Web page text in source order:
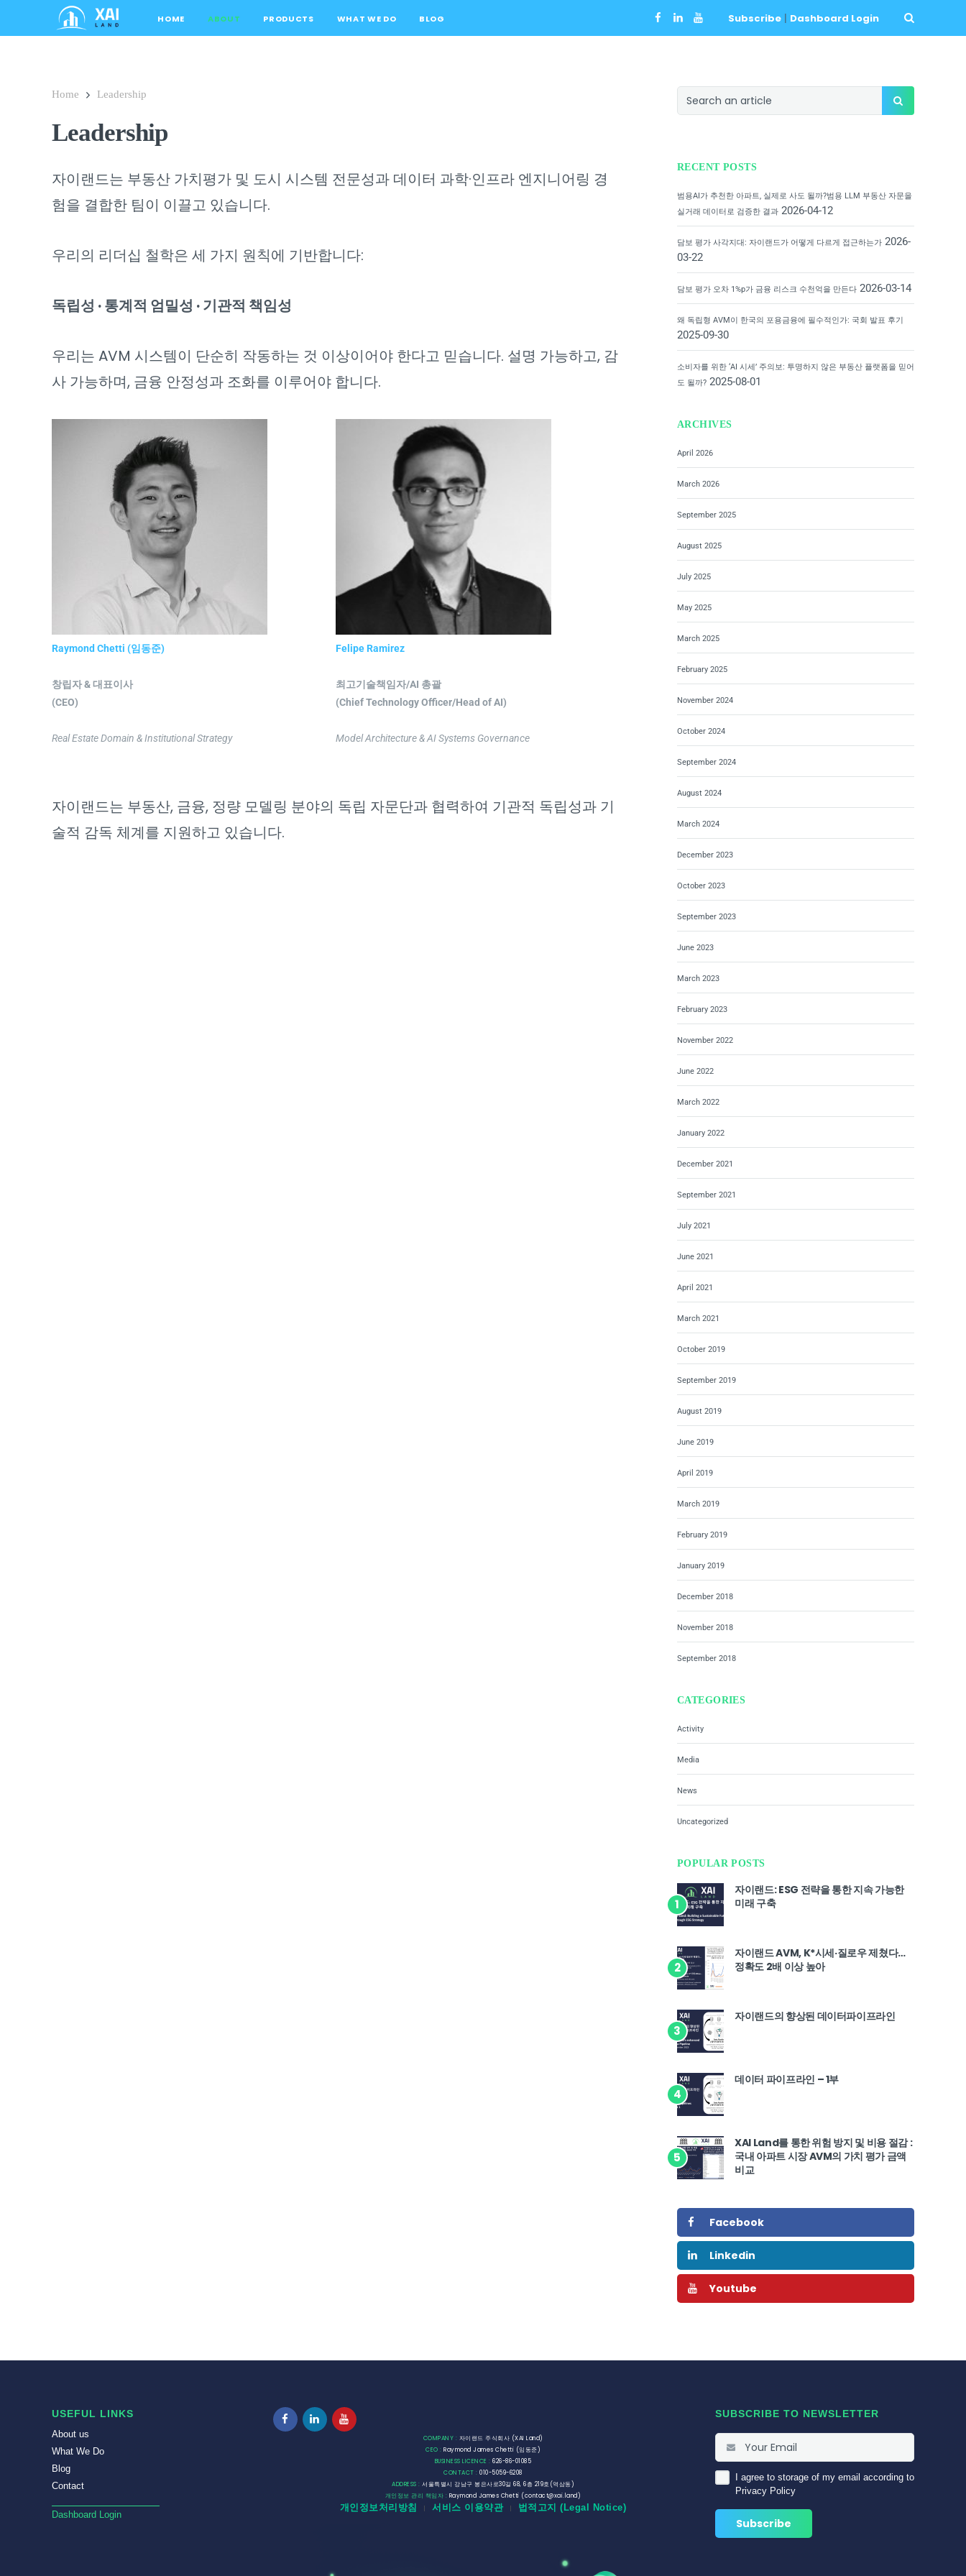
HOME ABOUT PRODUCTS WHAT WE DO BLOG Subscribe | Dashboard Login
Home Leadership
Leadership
자이랜드는 부동산 가치평가 및 도시 시스템 전문성과 데이터 과학·인프라 엔지니어링 경
험을 결합한 팀이 이끌고 있습니다.
우리의 리더십 철학은 세 가지 원칙에 기반합니다:
독립성 · 통계적 엄밀성 · 기관적 책임성
우리는 AVM 시스템이 단순히 작동하는 것 이상이어야 한다고 믿습니다. 설명 가능하고, 감
사 가능하며, 금융 안정성과 조화를 이루어야 합니다.
Raymond Chetti (임동준)
창립자 & 대표이사
(CEO)
Real Estate Domain & Institutional Strategy
Felipe Ramirez
최고기술책임자/AI 총괄
(Chief Technology Officer/Head of AI)
Model Architecture & AI Systems Governance
자이랜드는 부동산, 금융, 정량 모델링 분야의 독립 자문단과 협력하여 기관적 독립성과 기
술적 감독 체계를 지원하고 있습니다.
RECENT POSTS
범용AI가 추천한 아파트, 실제로 사도 될까?범용 LLM 부동산 자문을
실거래 데이터로 검증한 결과 2026-04-12
담보 평가 사각지대: 자이랜드가 어떻게 다르게 접근하는가 2026-
03-22
담보 평가 오차 1%p가 금융 리스크 수천억을 만든다 2026-03-14
왜 독립형 AVM이 한국의 포용금융에 필수적인가: 국회 발표 후기
2025-09-30
소비자를 위한 ‘AI 시세’ 주의보: 투명하지 않은 부동산 플랫폼을 믿어
도 될까? 2025-08-01
ARCHIVES
April 2026
March 2026
September 2025
August 2025
July 2025
May 2025
March 2025
February 2025
November 2024
October 2024
September 2024
August 2024
March 2024
December 2023
October 2023
September 2023
June 2023
March 2023
February 2023
November 2022
June 2022
March 2022
January 2022
December 2021
September 2021
July 2021
June 2021
April 2021
March 2021
October 2019
September 2019
August 2019
June 2019
April 2019
March 2019
February 2019
January 2019
December 2018
November 2018
September 2018
CATEGORIES
Activity
Media
News
Uncategorized
POPULAR POSTS
1
자이랜드: ESG 전략을 통한 지속 가능한
미래 구축
2
자이랜드 AVM, K*시세·질로우 제쳤다…
정확도 2배 이상 높아
3
자이랜드의 향상된 데이터파이프라인
4
데이터 파이프라인 – 1부
5
XAI Land를 통한 위험 방지 및 비용 절감 :
국내 아파트 시장 AVM의 가치 평가 금액
비교
Facebook
Linkedin
Youtube
USEFUL LINKS
About us
What We Do
Blog
Contact
Dashboard Login
COMPANY : 자이랜드 주식회사 (XAI Land)
CEO : Raymond James Chetti (임동준)
BUSINESS LICENCE : 626-86-01085
CONTACT : 010-5059-6208
ADDRESS : 서울특별시 강남구 봉은사로30길 68, 6층 219호(역삼동)
개인정보 관리 책임자 : Raymond James Chetti (contact@xai.land)
개인정보처리방침 서비스 이용약관 법적고지 (Legal Notice)
SUBSCRIBE TO NEWSLETTER
I agree to storage of my email according to
Privacy Policy